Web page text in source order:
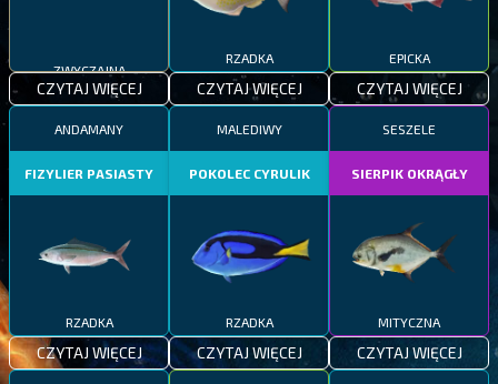
ZWYCZAJNA
CZYTAJ WIĘCEJ
RZADKA
CZYTAJ WIĘCEJ
EPICKA
CZYTAJ WIĘCEJ
ANDAMANY
FIZYLIER PASIASTY
RZADKA
CZYTAJ WIĘCEJ
MALEDIWY
POKOLEC CYRULIK
RZADKA
CZYTAJ WIĘCEJ
SESZELE
SIERPIK OKRĄGŁY
MITYCZNA
CZYTAJ WIĘCEJ